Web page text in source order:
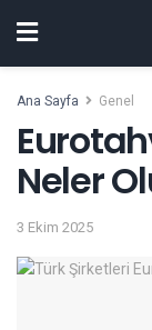
Ana Sayfa Genel
Neler
3 Ekim 2025